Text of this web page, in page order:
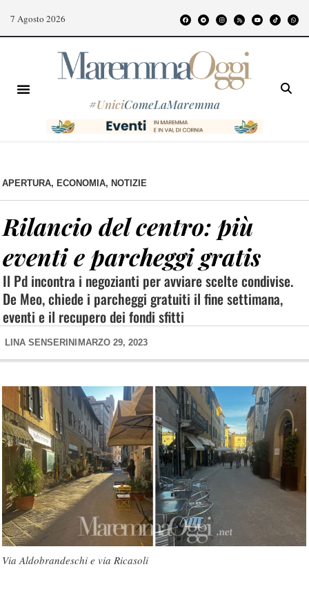
7 Agosto 2026
#UniciComeLaMaremma
APERTURA, ECONOMIA, NOTIZIE
Rilancio del centro: più
eventi e parcheggi gratis
Il Pd incontra i negozianti per avviare scelte condivise.
De Meo, chiede i parcheggi gratuiti il fine settimana,
eventi e il recupero dei fondi sfitti
LINA SENSERINI MARZO 29, 2023
Via Aldobrandeschi e via Ricasoli